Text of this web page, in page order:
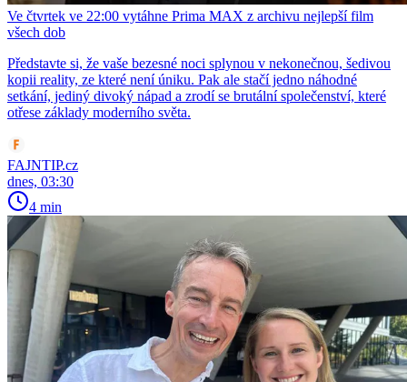
Ve čtvrtek ve 22:00 vytáhne Prima MAX z archivu nejlepší film
všech dob
Představte si, že vaše bezesné noci splynou v nekonečnou, šedivou
kopii reality, ze které není úniku. Pak ale stačí jedno náhodné
setkání, jediný divoký nápad a zrodí se brutální společenství, které
otřese základy moderního světa.
FAJNTIP.cz
dnes, 03:30
4 min